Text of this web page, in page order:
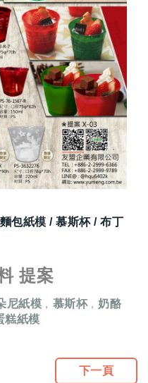
包紙模 / 慕斯杯 / 布丁
提案
尼紙模 ， 慕斯杯，奶酪
糕紙模
下一頁